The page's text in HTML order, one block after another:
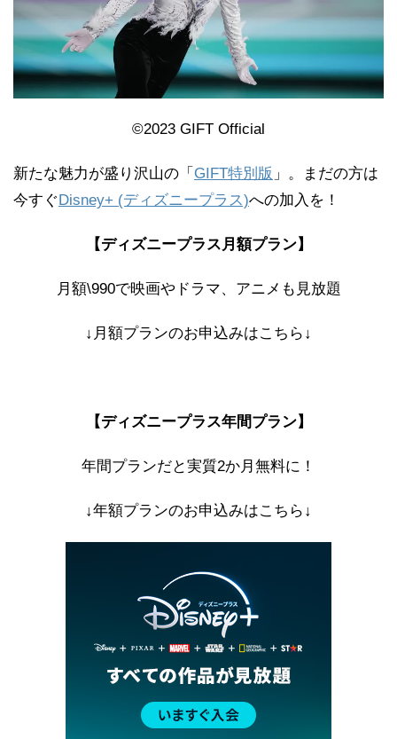
©2023 GIFT Official
新たな魅力が盛り沢山の「 GIFT特別版 」。まだの方は
今すぐDisney+ (ディズニープラス)への加入を！
【ディズニープラス月額プラン】
月額\990で映画やドラマ、アニメも見放題
↓月額プランのお申込みはこちら↓
【ディズニープラス年間プラン】
年間プランだと実質2か月無料に！
↓年額プランのお申込みはこちら↓